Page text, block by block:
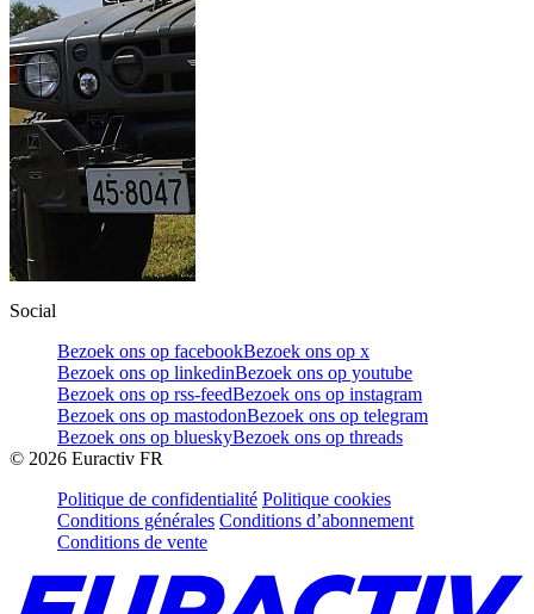
Social
Bezoek ons op facebookBezoek ons op x
Bezoek ons op linkedinBezoek ons op youtube
Bezoek ons op rss-feedBezoek ons op instagram
Bezoek ons op mastodonBezoek ons op telegram
Bezoek ons op blueskyBezoek ons op threads
© 2026 Euractiv FR
Politique de confidentialité Politique cookies
Conditions générales Conditions d’abonnement
Conditions de vente